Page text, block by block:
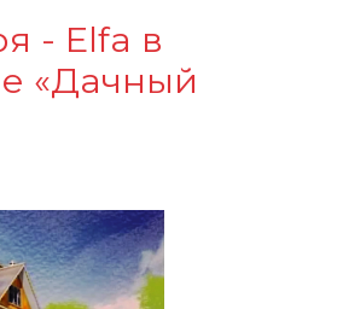
- Elfa в
«Дачный